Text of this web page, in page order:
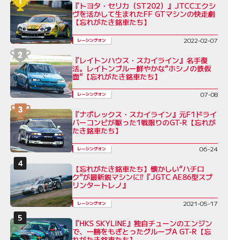
『トヨタ・セリカ（ST202）』JTCCエクシ
ヴを活かして生まれたFF GTマシンの快走劇
【忘れがたき銘車たち】
レーシングオン 2022-02-07
『レイトンハウス・スカイライン』名手復
活。レイトンブルー鮮やかな“ホシノの鉄仮
面”【忘れがたき銘車たち】
レーシングオン 07-08
『ナポレックス・スカイライン』元F1ドライ
バーコンビが駆った1戦限りのGT-R【忘れが
たき銘車たち】
レーシングオン 06-24
【忘れがたき銘車たち】懐かしい“ハチロ
ク”が最新鋭マシンに⁉︎『JGTC AE86型スプ
リンタートレノ』
レーシングオン 2021-05-17
『HKS SKYLINE』独自チューンのエンジン
で、一勝をもぎとったグループA GT-R【忘